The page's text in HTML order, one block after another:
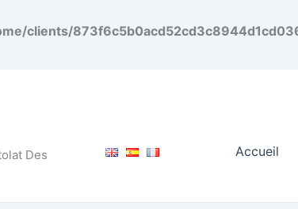
clients/
Des
Accueil